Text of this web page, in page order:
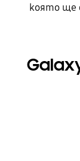
която ще